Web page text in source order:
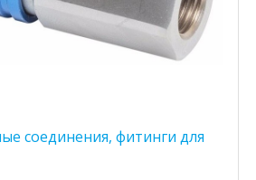
соединения, фитинги для